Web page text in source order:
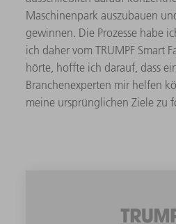
Maschinenpark auszubauen
gewinnen. Die Prozesse habe
ich daher vom TRUMPF Smart
hörte, hoffte ich darauf, dass
Branchenexperten mir helfen
meine ursprünglichen Ziele zu